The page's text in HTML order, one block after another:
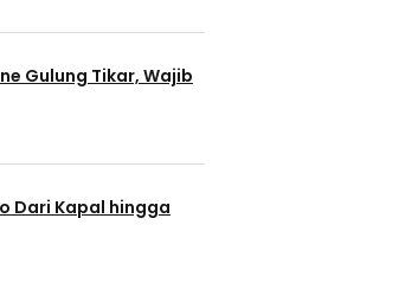
Gulung Tikar, Wajib
Dari Kapal hingga